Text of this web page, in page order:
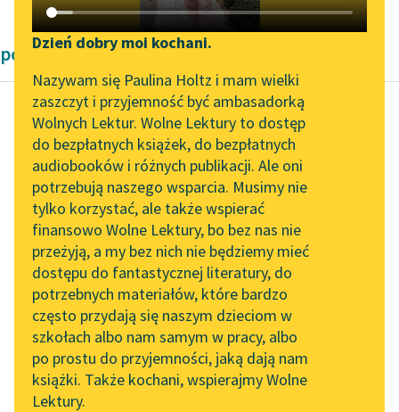
Katalog DAISY
Podkasty o książkach
Zgłoś brak utworu
Aktualności
„Prokurator Alicja Horn”
do słuchania
Byliśmy częścią AI Impact
Lab
Zapraszamy na spotkanie
online z tłumaczkami
literatury skandynawskiej
Spotkanie z Katarzyną
Tunkiel w Oslo
102. lata temu zmarł
Joseph Conrad
Narzędzia
Mapa Wolnych Lektur
Leśmianator
Przewodnik dla piszących i
czytających
API
OAI-PMH
Widget Wolnych Lektur
Przypisy
Dzień dobry moi kochani.
Nazywam się Paulina Holtz i mam wielki
zaszczyt i przyjemność być ambasadorką
Wolnych Lektur. Wolne Lektury to dostęp
do bezpłatnych książek, do bezpłatnych
audiobooków i różnych publikacji. Ale oni
potrzebują naszego wsparcia. Musimy nie
tylko korzystać, ale także wspierać
finansowo Wolne Lektury, bo bez nas nie
przeżyją, a my bez nich nie będziemy mieć
dostępu do fantastycznej literatury, do
potrzebnych materiałów, które bardzo
często przydają się naszym dzieciom w
szkołach albo nam samym w pracy, albo
po prostu do przyjemności, jaką dają nam
książki. Także kochani, wspierajmy Wolne
Lektury.
powieści Narcyza Żmichowska
Narcyza Żmichowska
Poganka
— Alboż ty wiesz,
Beniaminie? może ci
się też śniło, że byłeś
poetą, lecz
zrozumiejmy się...
Czytaj więcej